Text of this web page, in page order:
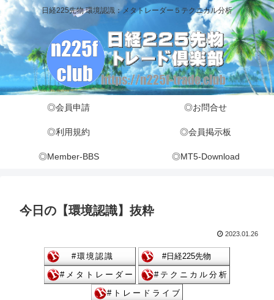
日経225先物 環境認識：メタトレーダー５テクニカル分析
◎会員申請 ◎お問合せ
◎利用規約 ◎会員掲示板
◎Member-BBS ◎MT5-Download
今日の【環境認識】抜粋
2023.01.26